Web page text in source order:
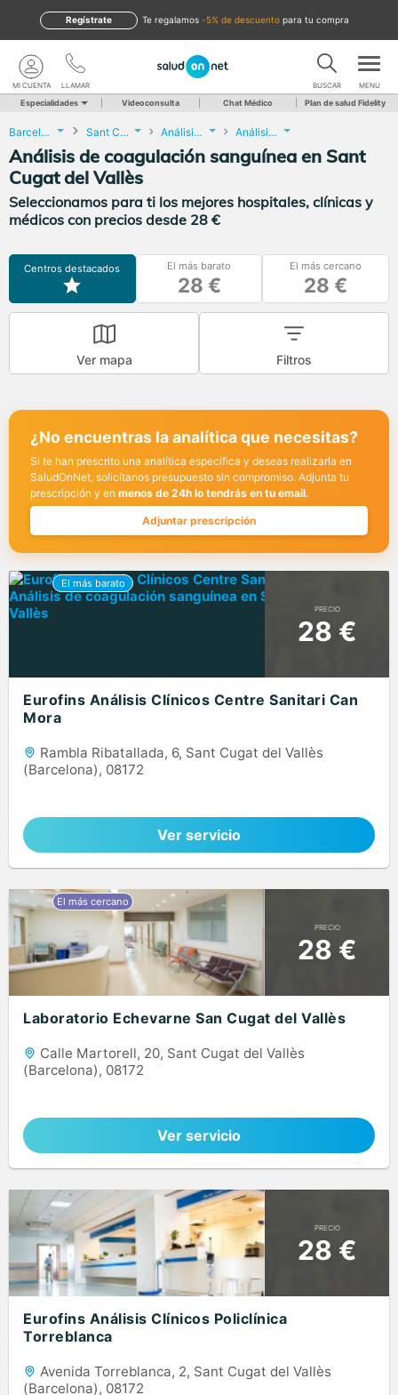
te regalamos -5% de descuento para tu compra
Regístrate
LLAMAR
MI CUENTA BUSCAR MENU
Especialidades Videoconsulta Chat Médico Plan de salud Fidelity
Barcelona Sant Cugat del Vallès Análisis Clínicos Análisis de coagulación sanguínea
Análisis de coagulación sanguínea en Sant
Cugat del Vallès
Seleccionamos para ti los mejores hospitales, clínicas y
médicos con precios desde 28 €
Centros destacados El más barato
28 €
El más cercano
28 €
Ver mapa Filtros
¿No encuentras la analítica que necesitas?
Si te han prescrito una analítica específica y deseas realizarla en
SaludOnNet, solicítanos presupuesto sin compromiso. Adjunta tu
prescripción y en menos de 24h lo tendrás en tu email.
Adjuntar prescripción
PRECIO
28 €
Eurofins Análisis Clínicos Centre Sanitari Can
Mora
Rambla Ribatallada, 6, Sant Cugat del Vallès
(Barcelona), 08172
Ver servicio
PRECIO
28 €
Laboratorio Echevarne San Cugat del Vallès
Calle Martorell, 20, Sant Cugat del Vallès
(Barcelona), 08172
Ver servicio
PRECIO
28 €
Eurofins Análisis Clínicos Policlínica
Torreblanca
Avenida Torreblanca, 2, Sant Cugat del Vallès
(Barcelona), 08172